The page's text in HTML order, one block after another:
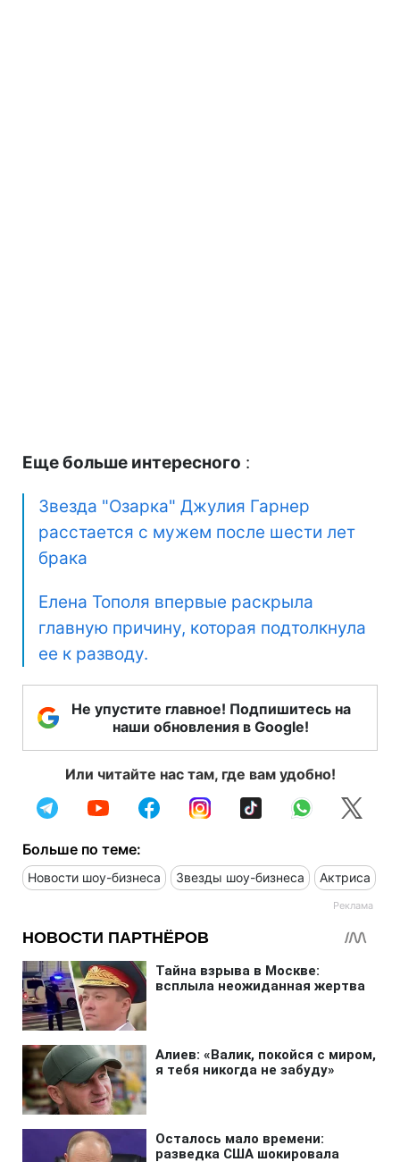
Еще больше интересного :
Звезда "Озарка" Джулия Гарнер
расстается с мужем после шести лет
брака
Елена Тополя впервые раскрыла
главную причину, которая подтолкнула
ее к разводу.
Не упустите главное! Подпишитесь на
наши обновления в Google!
Или читайте нас там, где вам удобно!
Больше по теме:
Новости шоу-бизнеса Звезды шоу-бизнеса Актриса